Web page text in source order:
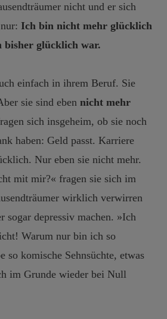
nicht und er sich
Ich bin nicht mehr glücklich
glücklich war.
einfach in ihrem Beruf. Sie
sie sind eben nicht mehr
sich insgeheim, ob sie noch
haben: Geld passt. Karriere
Nur eben sie nicht mehr.
mit mir?« fragen sie sich im
wirklich verwirren
sogar depressiv machen. »Ich
Warum nur bin ich so
so komische Sehnsüchte, etwas
im Grunde wieder bei Null